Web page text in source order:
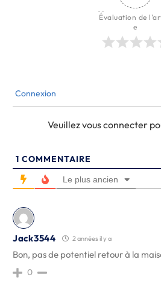
Évaluation de
e
Connexion
Veuillez vous connecter
1 COMMENTAIRE
Le plus ancien
Jack3544 2 années il y a
Bon, pas de potentiel retour à la
0